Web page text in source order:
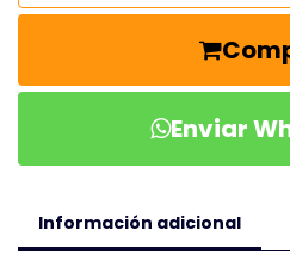
Enviar
Información adicional